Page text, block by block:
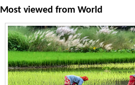
Most viewed from World